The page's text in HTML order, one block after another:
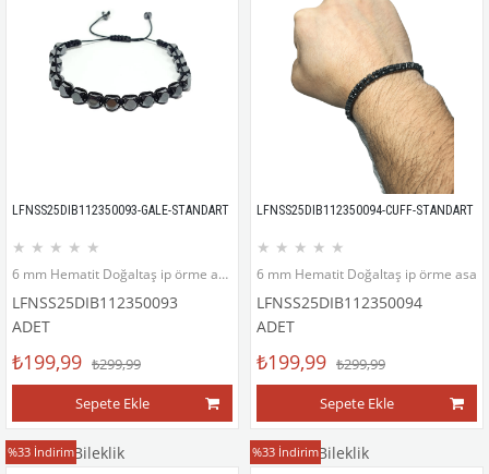
LFNSS25DIB112350093-GALE-STANDART
★ ★ ★ ★ ★
6 mm Hematit Doğaltaş ip örme asansör kapama bileklik
LFNSS25DIB112350093
ADET
₺199,99 ₺299,99
Sepete Ekle
LFNSS25DIB112350094-CUFF-STANDART
★ ★ ★ ★ ★
6 mm Hematit Doğaltaş ip örme
LFNSS25DIB112350094
ADET
₺199,99 ₺299,99
Sepete Ekle
Doğaltaş Bileklik
%33 İndirim Doğaltaş Bileklik
%33 İndirim